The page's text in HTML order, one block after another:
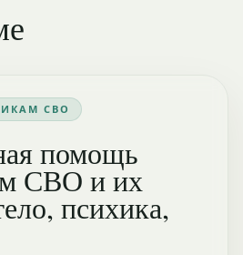
СВО
помощь
СВО и их
психика,